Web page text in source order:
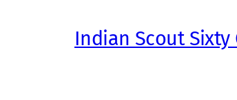
Indian Scout Sixty